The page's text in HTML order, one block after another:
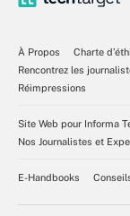
À Propos
Charte
Rencontrez les
Réimpressions
Site Web pour Informa
Nos Journalistes et
E-Handbooks